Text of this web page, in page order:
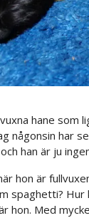
hane som
någonsin har
han är ju
hon är
spaghetti? Hur
hon. Med